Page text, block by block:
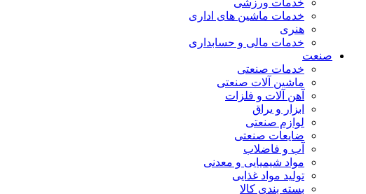
خدمات ورزشی
خدمات ماشین های اداری
هنری
خدمات مالی و حسابداری
صنعت
خدمات صنعتی
ماشین آلات صنعتی
آهن آلات و فلزات
ابزار و یراق
لوازم صنعتی
ضایعات صنعتی
آب و فاضلاب
مواد شیمیایی و معدنی
تولید مواد غذایی
بسته بندی کالا